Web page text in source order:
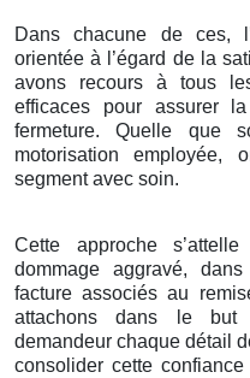
Dans chacune de ces,
orientée à l’égard de la
avons recours à tous
efficaces pour assurer
fermeture. Quelle que
motorisation employée,
segment avec soin.
Cette approche
dommage aggravé,
facture associés au
attachons dans le but
demandeur chaque détail
consolider cette